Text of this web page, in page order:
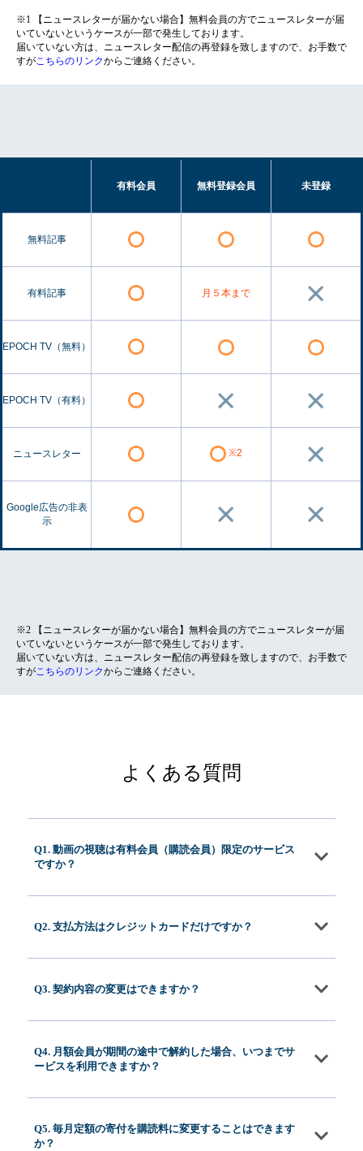
※1 【ニュースレターが届かない場合】無料会員の方でニュースレターが届
いていないというケースが一部で発生しております。
届いていない方は、ニュースレター配信の再登録を致しますので、お手数で
すがこちらのリンクからご連絡ください。
有料会員 無料登録会員 未登録
無料記事
有料記事 月５本まで
EPOCH TV（無料）
EPOCH TV（有料）
ニュースレター ※2
Google広告の非表
示
※2 【ニュースレターが届かない場合】無料会員の方でニュースレターが届
いていないというケースが一部で発生しております。
届いていない方は、ニュースレター配信の再登録を致しますので、お手数で
すがこちらのリンクからご連絡ください。
よくある質問
Q1. 動画の視聴は有料会員（購読会員）限定のサービス
ですか？
Q2. 支払方法はクレジットカードだけですか？
Q3. 契約内容の変更はできますか？
Q4. 月額会員が期間の途中で解約した場合、いつまでサ
ービスを利用できますか？
Q5. 毎月定額の寄付を購読料に変更することはできます
か？